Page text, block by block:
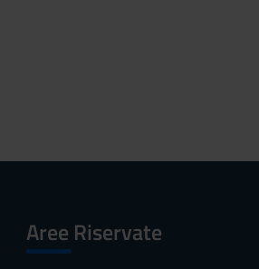
Aree Riservate